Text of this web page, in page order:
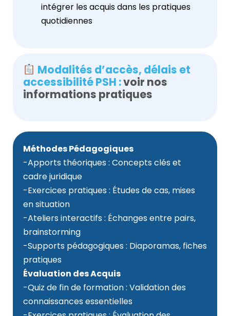
intégrer les acquis dans les pratiques
quotidiennes
Modalités d’accès, délais et
accessibilité PSH :voir nos
informations pratiques
Méthodes Pédagogiques
-Apports théoriques : Concepts clés et
cadre juridique
-Exercices pratiques : Études de cas, mises
en situation
-Ateliers interactifs : Échanges entre pairs,
brainstorming
-Supports pédagogiques : Diaporamas, fiches
pratiques
Évaluation des Acquis
-Quiz de fin de formation : Validation des
connaissances essentielles